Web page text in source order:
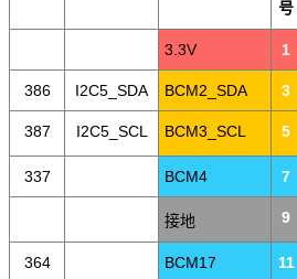
号
3.3V 1
386 I2C5_SDA BCM2_SDA 3
387 I2C5_SCL BCM3_SCL 5
337 BCM4 7
接地 9
364 BCM17 11